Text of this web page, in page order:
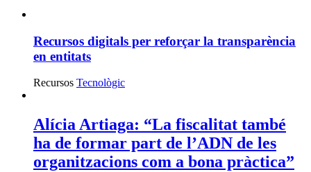
Recursos digitals per reforçar la transparència
en entitats
Recursos Tecnològic
Alícia Artiaga: “La fiscalitat també
ha de formar part de l’ADN de les
organitzacions com a bona pràctica”